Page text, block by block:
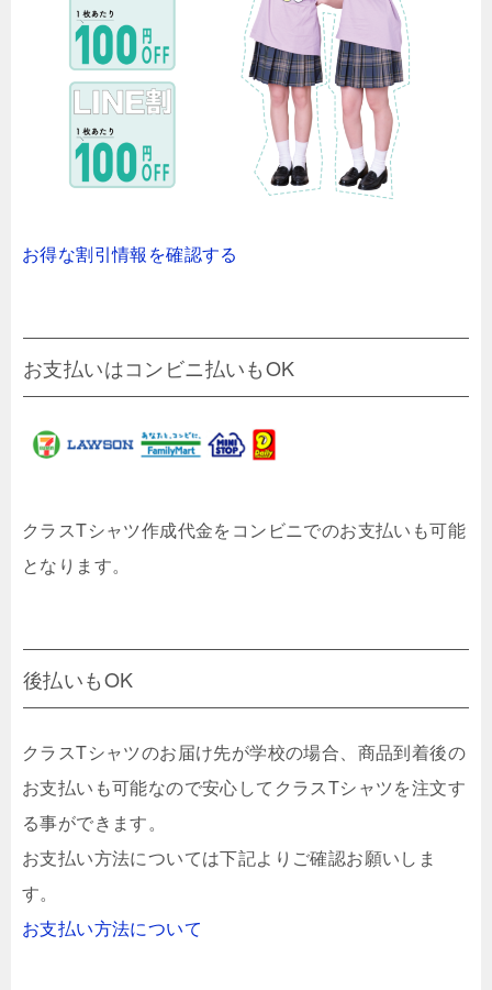
お得な割引情報を確認する
お支払いはコンビニ払いもOK
クラスTシャツ作成代金をコンビニでのお支払いも可能
となります。
後払いもOK
クラスTシャツのお届け先が学校の場合、商品到着後の
お支払いも可能なので安心してクラスTシャツを注文す
る事ができます。
お支払い方法については下記よりご確認お願いしま
す。
お支払い方法について